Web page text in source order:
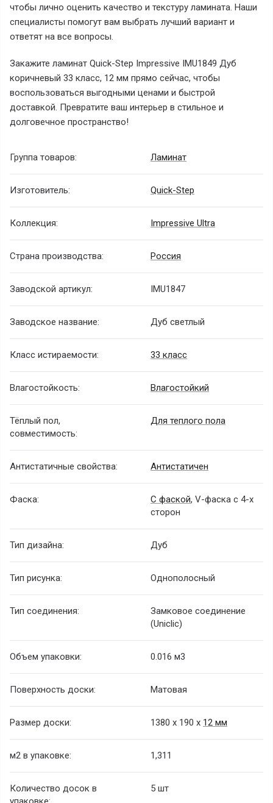
чтобы лично оценить качество и текстуру ламината. Наши
специалисты помогут вам выбрать лучший вариант и
ответят на все вопросы.
Закажите ламинат Quick-Step Impressive IMU1849 Дуб
коричневый 33 класс, 12 мм прямо сейчас, чтобы
воспользоваться выгодными ценами и быстрой
доставкой. Превратите ваш интерьер в стильное и
долговечное пространство!
Группа товаров: Ламинат
Изготовитель: Quick-Step
Коллекция: Impressive Ultra
Страна производства: Россия
Заводской артикул: IMU1847
Заводское название: Дуб светлый
Класс истираемости: 33 класс
Влагостойкость: Влагостойкий
Тёплый пол,
совместимость:
Для теплого пола
Антистатичные свойства: Антистатичен
Фаска: С фаской, V-фаска с 4-х
сторон
Тип дизайна: Дуб
Тип рисунка: Однополосный
Тип соединения:
Замковое соединение
(Uniclic)
Объем упаковки: 0.016 м3
Поверхность доски: Матовая
Размер доски: 1380 х 190 х 12 мм
м2 в упаковке: 1,311
Количество досок в
5 шт